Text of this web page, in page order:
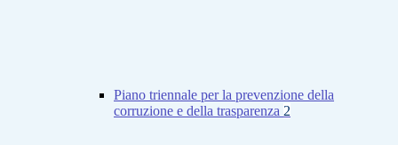
Piano triennale per la prevenzione della
corruzione e della trasparenza 2